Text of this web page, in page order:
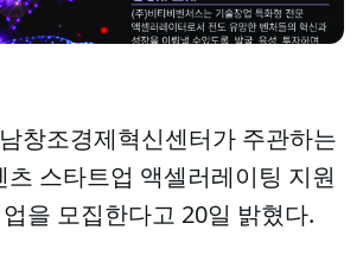
창조경제혁신센터가 주관하는
츠 스타트업 액셀러레이팅 지원
을 모집한다고 20일 밝혔다.